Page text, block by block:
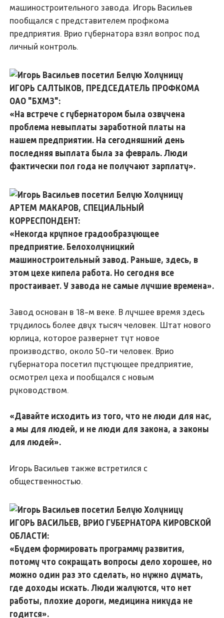
машиностроительного завода. Игорь Васильев
пообщался с представителем профкома
предприятия. Врио губернатора взял вопрос под
личный контроль.
ИГОРЬ САЛТЫКОВ, ПРЕДСЕДАТЕЛЬ ПРОФКОМА
ОАО "БХМЗ":
«На встрече с губернатором была озвучена
проблема невыплаты заработной платы на
нашем предприятии. На сегодняшний день
последняя выплата была за февраль. Люди
фактически пол года не получают зарплату».
АРТЕМ МАКАРОВ, СПЕЦИАЛЬНЫЙ
КОРРЕСПОНДЕНТ:
«Некогда крупное градообразующее
предприятие. Белохолуницкий
машиностроительный завод. Раньше, здесь, в
этом цехе кипела работа. Но сегодня все
простаивает. У завода не самые лучшие времена».
Завод основан в 18-м веке. В лучшее время здесь
трудилось более двух тысяч человек. Штат нового
юрлица, которое развернет тут новое
производство, около 50-ти человек. Врио
губернатора посетил пустующее предприятие,
осмотрел цеха и пообщался с новым
руководством.
«Давайте исходить из того, что не люди для нас,
а мы для людей, и не люди для закона, а законы
для людей».
Игорь Васильев также встретился с
общественностью.
ИГОРЬ ВАСИЛЬЕВ, ВРИО ГУБЕРНАТОРА КИРОВСКОЙ
ОБЛАСТИ:
«Будем формировать программу развития,
потому что сокращать вопросы дело хорошее, но
можно один раз это сделать, но нужно думать,
где доходы искать. Люди жалуются, что нет
работы, плохие дороги, медицина никуда не
годится».